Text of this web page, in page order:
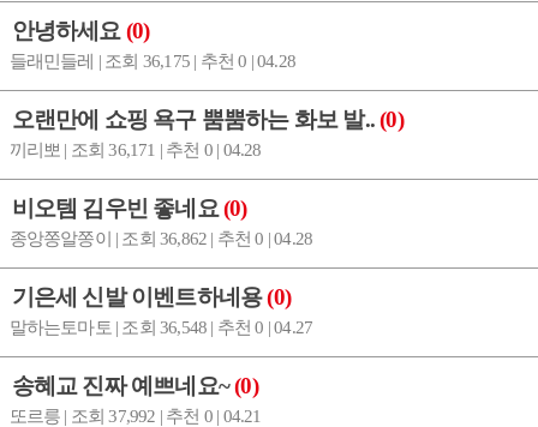
안녕하세요 (0)
들래민들레 | 조회 36,175 | 추천 0 | 04.28
오랜만에 쇼핑 욕구 뿜뿜하는 화보 발..(0)
끼리뽀 | 조회 36,171 | 추천 0 | 04.28
비오템 김우빈 좋네요(0)
종앙쫑알쫑이 | 조회 36,862 | 추천 0 | 04.28
기은세 신발 이벤트하네용(0)
말하는토마토 | 조회 36,548 | 추천 0 | 04.27
송혜교 진짜 예쁘네요~(0)
또르릉 | 조회 37,992 | 추천 0 | 04.21